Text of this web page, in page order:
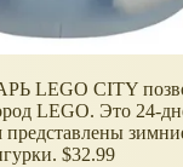
CITY
LEGO. Это 24-
представлены
$32.99